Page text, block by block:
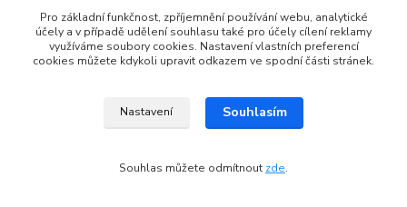
Doprava ZDARMA
Pro základní funkčnost, zpříjemnění používání webu, analytické
účely a v případě udělení souhlasu také pro účely cílení reklamy
využíváme soubory cookies. Nastavení vlastních preferencí
cookies můžete kdykoli upravit odkazem ve spodní části stránek.
Nastavení Souhlasím
Souhlas můžete odmítnout zde.